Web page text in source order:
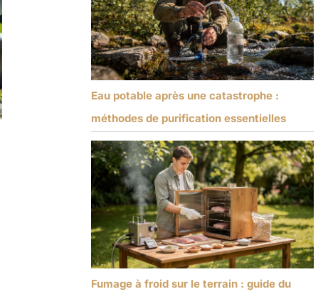
Eau potable après une catastrophe :
méthodes de purification essentielles
Fumage à froid sur le terrain : guide du